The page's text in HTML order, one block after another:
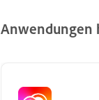
Anwendungen